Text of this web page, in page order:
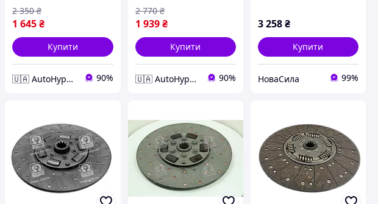
1 645₴
2 350 ₴
Купити
🇺🇦 AutoHype🇺🇦 90%
1 939 ₴
2 770 ₴
Купити
🇺🇦 AutoHype🇺🇦 90%
3 258₴
Купити
НоваСила 99%